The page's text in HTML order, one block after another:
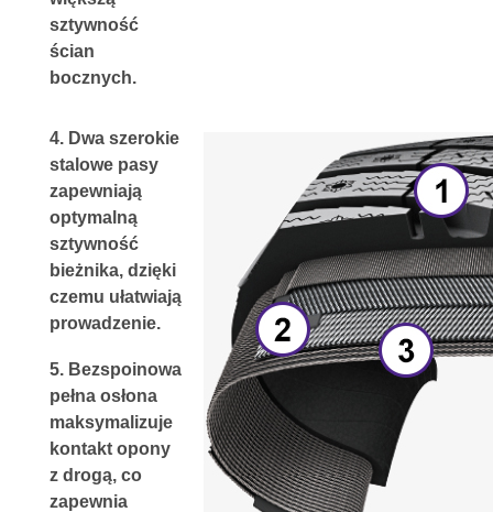
sztywność
ścian
bocznych.
4. Dwa szerokie
stalowe pasy
zapewniają
optymalną
sztywność
bieżnika, dzięki
czemu ułatwiają
prowadzenie.
5. Bezspoinowa
pełna osłona
maksymalizuje
kontakt opony
z drogą, co
zapewnia